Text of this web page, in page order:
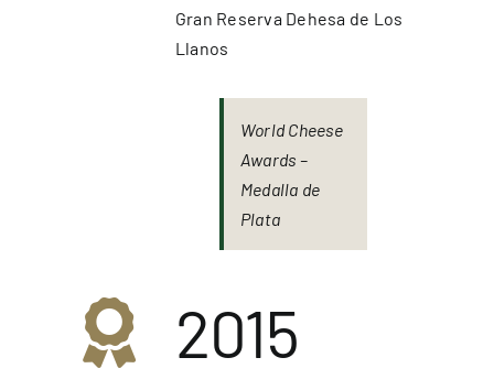
Gran Reserva Dehesa de Los
Llanos
World Cheese
Awards –
Medalla de
Plata
2015